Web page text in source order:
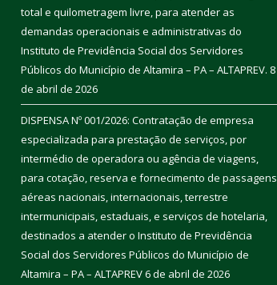
total e quilometragem livre, para atender as
demandas operacionais e administrativas do
Instituto de Previdência Social dos Servidores
Públicos do Município de Altamira – PA – ALTAPREV. 8
de abril de 2026
DISPENSA Nº 001/2026: Contratação de empresa
especializada para prestação de serviços, por
intermédio de operadora ou agência de viagens,
para cotação, reserva e fornecimento de passagens
aéreas nacionais, internacionais, terrestre
intermunicipais, estaduais, e serviços de hotelaria,
destinados a atender o Instituto de Previdência
Social dos Servidores Públicos do Município de
Altamira – PA – ALTAPREV6 de abril de 2026